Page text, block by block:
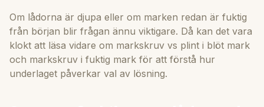
Om lådorna är djupa eller om marken redan är fuktig
från början blir frågan ännu viktigare. Då kan det vara
klokt att läsa vidare om markskruv vs plint i blöt mark
och markskruv i fuktig mark för att förstå hur
underlaget påverkar val av lösning.